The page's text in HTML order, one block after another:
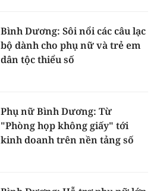
Bình Dương: Sôi nổi các câu lạc
bộ dành cho phụ nữ và trẻ em
dân tộc thiểu số
Phụ nữ Bình Dương: Từ
"Phòng họp không giấy" tới
kinh doanh trên nền tảng số